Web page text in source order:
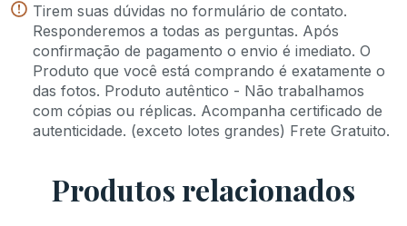
Tirem suas dúvidas no formulário de contato.
Responderemos a todas as perguntas. Após
confirmação de pagamento o envio é imediato. O
Produto que você está comprando é exatamente o
das fotos. Produto autêntico - Não trabalhamos
com cópias ou réplicas. Acompanha certificado de
autenticidade. (exceto lotes grandes) Frete Gratuito.
Produtos relacionados